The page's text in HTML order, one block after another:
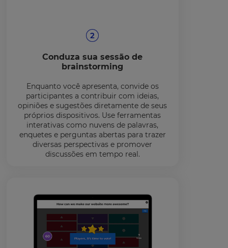
Conduza sua sessão de
brainstorming
Enquanto você apresenta, convide os
participantes a contribuir com ideias,
opiniões e sugestões diretamente de seus
próprios dispositivos. Use ferramentas
interativas como nuvens de palavras,
enquetes e perguntas abertas para trazer
diversas perspectivas e promover
discussões em tempo real.